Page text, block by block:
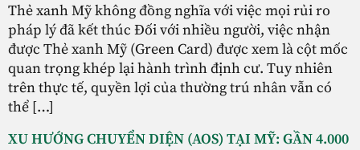
Thẻ xanh Mỹ không đồng nghĩa với việc mọi rủi ro
pháp lý đã kết thúc Đối với nhiều người, việc nhận
được Thẻ xanh Mỹ (Green Card) được xem là cột mốc
quan trọng khép lại hành trình định cư. Tuy nhiên
trên thực tế, quyền lợi của thường trú nhân vẫn có
thể […]
XU HƯỚNG CHUYỂN DIỆN (AOS) TẠI MỸ: GẦN 4.000